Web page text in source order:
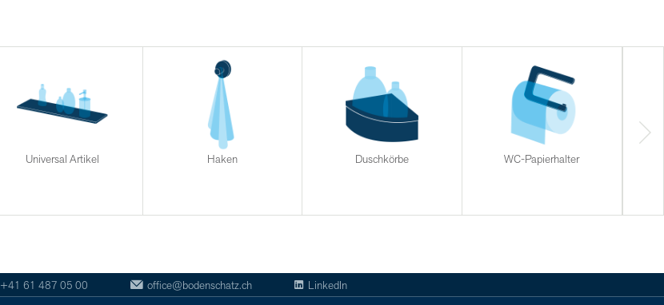
Universal Artikel Haken Duschkörbe WC-Papierhalter
+41 61 487 05 00 office@bodenschatz.ch LinkedIn